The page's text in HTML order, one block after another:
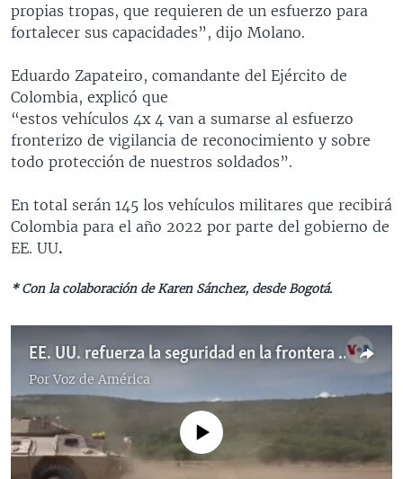
propias tropas, que requieren de un esfuerzo para
fortalecer sus capacidades”, dijo Molano.
Eduardo Zapateiro, comandante del Ejército de
Colombia, explicó que
“estos vehículos 4x 4 van a sumarse al esfuerzo
fronterizo de vigilancia de reconocimiento y sobre
todo protección de nuestros soldados”.
En total serán 145 los vehículos militares que recibirá
Colombia para el año 2022 por parte del gobierno de
EE. UU.
* Con la colaboración de Karen Sánchez, desde Bogotá.
EE. UU. refuerza la seguridad en la frontera colombiana con Venezuela
Por Voz de América
No media source currently available